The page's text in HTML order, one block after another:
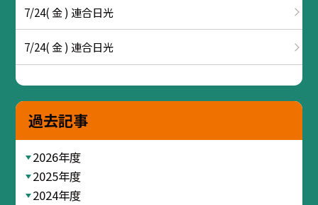
7/24( 金 ) 連合日光
7/24( 金 ) 連合日光
過去記事
2026年度
2025年度
2024年度